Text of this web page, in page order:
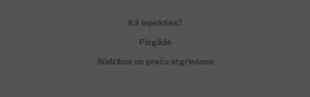
Kā iepirkties?
Piegāde
Sūdzības un preču atgriešana